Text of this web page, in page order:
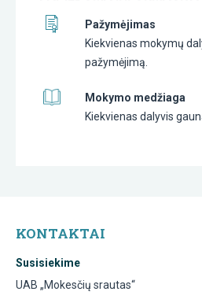
Pažymėjimas
Kiekvienas mokymų
pažymėjimą.
Mokymo medžiaga
Kiekvienas dalyvis
KONTAKTAI
Susisiekime
UAB „Mokesčių srautas“